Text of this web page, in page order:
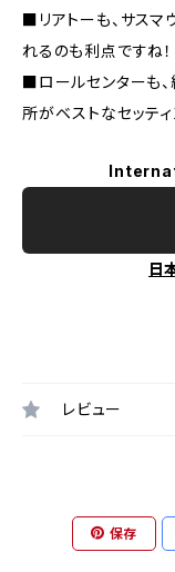
■リアトーも、サスマ
れるのも利点ですね！
■ロールセンターも、
所がベストなセッテ
日
レビュー
保存